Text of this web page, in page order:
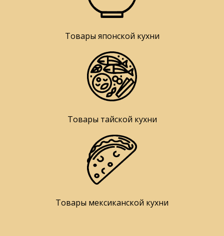
Товары японской кухни
Товары тайской кухни
Товары мексиканской кухни